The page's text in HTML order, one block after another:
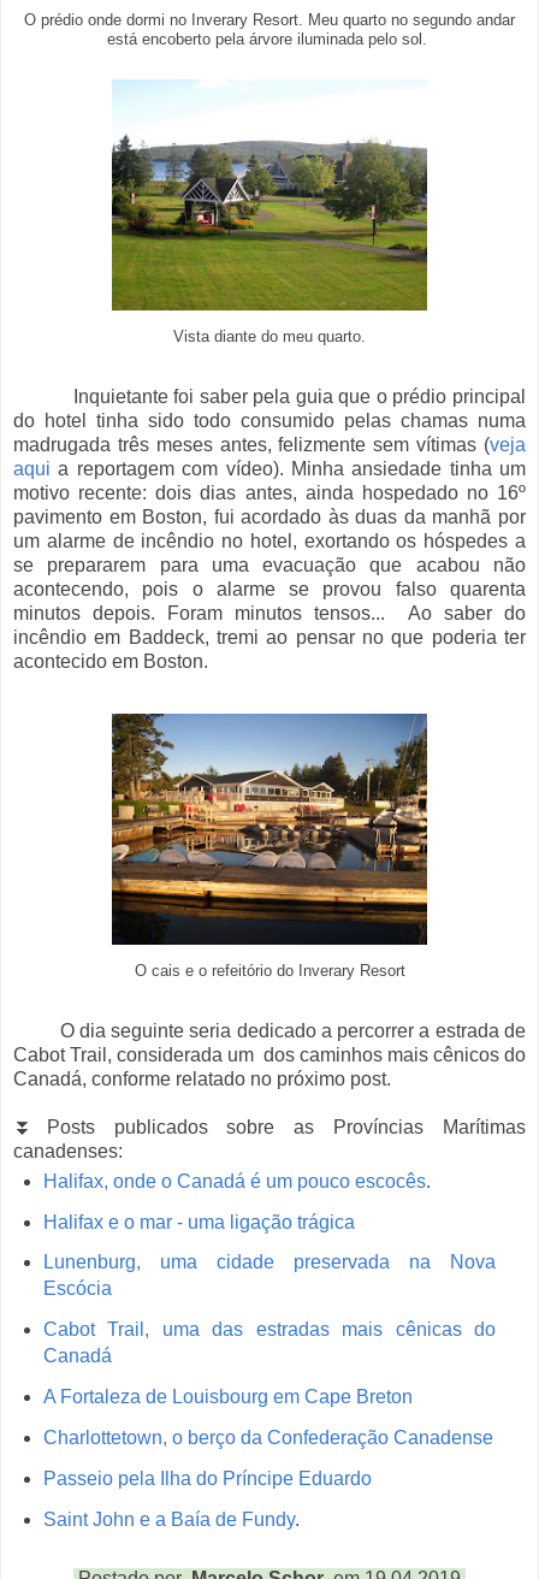
O prédio onde dormi no Inverary Resort. Meu quarto no segundo andar
está encoberto pela árvore iluminada pelo sol.
Vista diante do meu quarto.
Inquietante foi saber pela guia que o prédio principal
do hotel tinha sido todo consumido pelas chamas numa
madrugada três meses antes, felizmente sem vítimas (veja
aqui a reportagem com vídeo). Minha ansiedade tinha um
motivo recente: dois dias antes, ainda hospedado no 16º
pavimento em Boston, fui acordado às duas da manhã por
um alarme de incêndio no hotel, exortando os hóspedes a
se prepararem para uma evacuação que acabou não
acontecendo, pois o alarme se provou falso quarenta
minutos depois. Foram minutos tensos... Ao saber do
incêndio em Baddeck, tremi ao pensar no que poderia ter
acontecido em Boston.
O cais e o refeitório do Inverary Resort
O dia seguinte seria dedicado a percorrer a estrada de
Cabot Trail, considerada um dos caminhos mais cênicos do
Canadá, conforme relatado no próximo post.
⏬Posts publicados sobre as Províncias Marítimas
canadenses:
Halifax, onde o Canadá é um pouco escocês.
Halifax e o mar - uma ligação trágica
Lunenburg, uma cidade preservada na Nova
Escócia
Cabot Trail, uma das estradas mais cênicas do
Canadá
A Fortaleza de Louisbourg em Cape Breton
Charlottetown, o berço da Confederação Canadense
Passeio pela Ilha do Príncipe Eduardo
Saint John e a Baía de Fundy.